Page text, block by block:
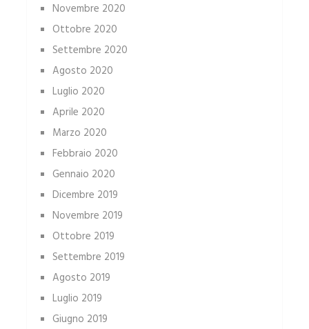
Novembre 2020
Ottobre 2020
Settembre 2020
Agosto 2020
Luglio 2020
Aprile 2020
Marzo 2020
Febbraio 2020
Gennaio 2020
Dicembre 2019
Novembre 2019
Ottobre 2019
Settembre 2019
Agosto 2019
Luglio 2019
Giugno 2019